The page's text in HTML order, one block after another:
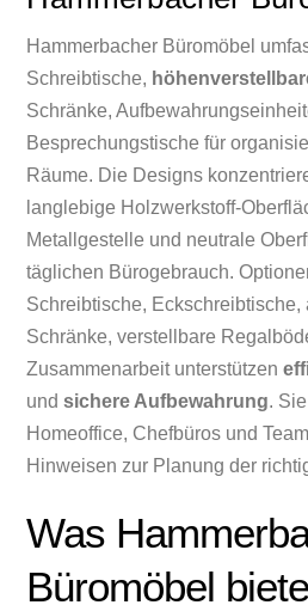
Hammerbacher Büromöbel
Schreibtische,
Schränke,
Besprechungstische für
Räume. Die Designs
langlebige Holzwerkstoff-
Metallgestelle und neutrale
täglichen Bürogebrauch.
Schreibtische, Eckschreibtische,
Schränke, verstellbare
Zusammenarbeit unterstützen
undsichere Aufbewahrung.
Homeoffice, Chefbüros und
Hinweisen zur Planung der
Was
Büromöbel